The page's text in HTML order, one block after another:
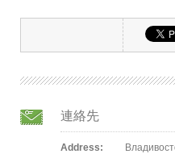
連絡先
Address: